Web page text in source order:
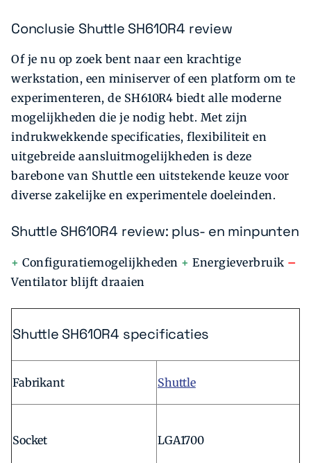
Conclusie Shuttle SH610R4 review
Of je nu op zoek bent naar een krachtige
werkstation, een miniserver of een platform om te
experimenteren, de SH610R4 biedt alle moderne
mogelijkheden die je nodig hebt. Met zijn
indrukwekkende specificaties, flexibiliteit en
uitgebreide aansluitmogelijkheden is deze
barebone van Shuttle een uitstekende keuze voor
diverse zakelijke en experimentele doeleinden.
Shuttle SH610R4 review: plus- en minpunten
+ Configuratiemogelijkheden + Energieverbruik –
Ventilator blijft draaien
Shuttle SH610R4 specificaties
Fabrikant Shuttle
Socket LGA1700